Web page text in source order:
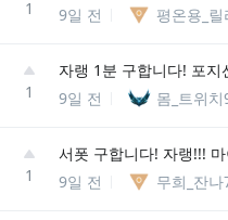
1
9일 전
평온용_
1
자랭 1분 구합니다! 포지
9일 전
몸_트위
1
서폿 구합니다! 자랭!!!
9일 전
무희_잔